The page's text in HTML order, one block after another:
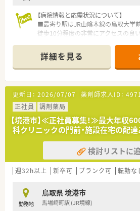
男性育児休暇習得実績もございます
やすい環境です。
■残業代は1分単位で支給がございま
上限2万円/月支給ございます。
■かかりつけ薬剤師21名、スポーツフ
営学修士）1名、管理栄養士3名所属し
す。
〈こんな方にもおススメ〉
■総合科目でスキルアップをお考えの
■人と話すことが好きな方
■資格取得を考えている方
■ご家庭の時間も大切にしたい方
などお気軽にお問い合わせください！
【病院情報と応需状況について】
■最寄り駅はJR山陰本線の鳥取大学
徒歩10分程度の非常にアクセスの良い
は99％が院外のため入院患者様への
■薬剤師は常勤2名体制となっており
から2名が在籍し、協力しながら日々
【募集背景と求める人物像について】
■2026年2月末に欠員が出ることに伴
にでも新しい環境で活躍したい方を
■病院での勤務経験がない方やブラ
り、地域医療に貢献したいという意
■60代の方であっても病院実務の経験
で、ベテランのスキルを活かしたい方
【法人特徴について】
■透析医療とリハビリテーションを積
■一般病床から回復期、療養病床まで
護や通所リハビリなど多角的な医療
■夜勤の設定がなく土日祝日が完全
詳細を見る
更新日： 2026/07/07 薬剤師求人ID：
正社員
調剤薬局
【境港市】≪正社員募集！≫最大年収
科クリニックの門前・施設在宅の配達
検討リストに
週32h以上 新卒可 ブランク可 転勤な
勤務地
鳥取県 境港市
馬場崎町駅 (JR境線)